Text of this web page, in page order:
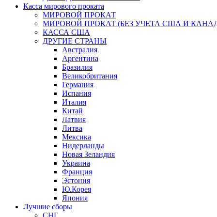
Касса мирового проката
МИРОВОЙ ПРОКАТ
МИРОВОЙ ПРОКАТ (БЕЗ УЧЕТА США И
КАССА США
ДРУГИЕ СТРАНЫ
Австралия
Аргентина
Бразилия
Великобритания
Германия
Испания
Италия
Китай
Латвия
Литва
Мексика
Нидерланды
Новая Зеландия
Украина
Франция
Эстония
Ю.Корея
Япония
Лучшие сборы
СНГ